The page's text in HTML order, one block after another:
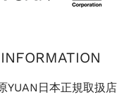
INFORMATION
YUAN日本正規取扱店